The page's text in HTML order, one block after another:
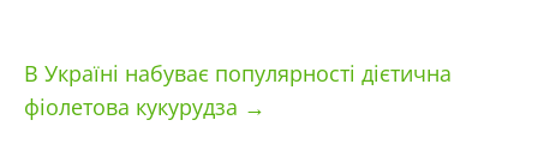
В Україні набуває популярності дієтична
фіолетова кукурудза →